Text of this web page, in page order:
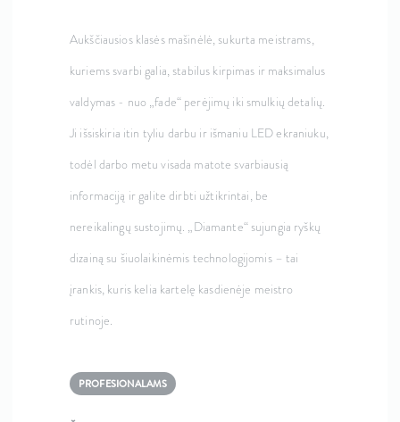
Aukščiausios klasės mašinėlė, sukurta meistrams,
kuriems svarbi galia, stabilus kirpimas ir maksimalus
valdymas - nuo „fade“ perėjimų iki smulkių detalių.
Ji išsiskiria itin tyliu darbu ir išmaniu LED ekraniuku,
todėl darbo metu visada matote svarbiausią
informaciją ir galite dirbti užtikrintai, be
nereikalingų sustojimų. „Diamante“ sujungia ryškų
dizainą su šiuolaikinėmis technologijomis – tai
įrankis, kuris kelia kartelę kasdienėje meistro
rutinoje.
PROFESIONALAMS